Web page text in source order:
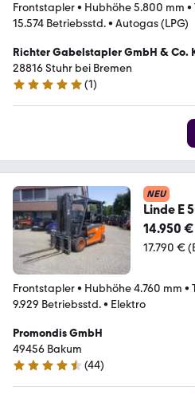
Frontstapler• Hubhöhe 5.800 mm •
15.574 Betriebsstd.• Autogas (LPG)
Richter Gabelstapler GmbH & Co.
28816 Stuhr bei Bremen
5 Sterne
(1)
NEU
Linde E
14.950
17.790 €
Frontstapler• Hubhöhe 4.760 mm •
9.929 Betriebsstd.• Elektro
Promondis GmbH
49456 Bakum
4.6 Sterne
(44)